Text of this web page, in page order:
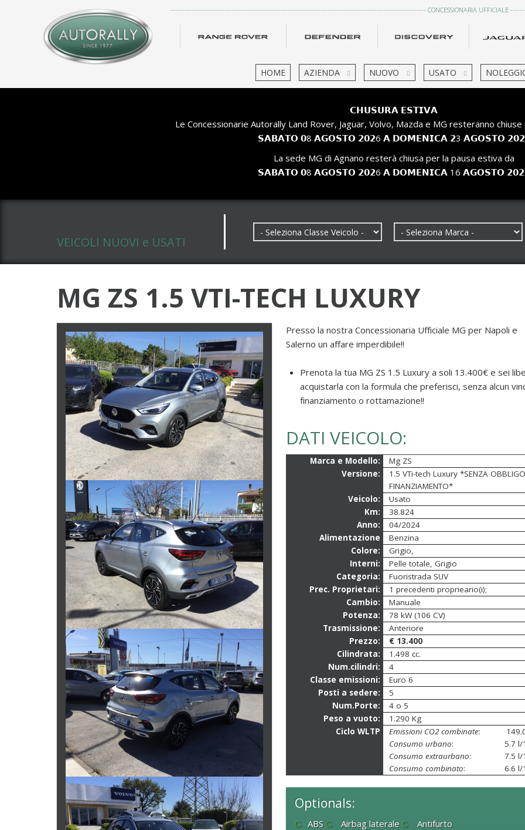
------------------------------------------------------------------------------------------------------------- CONCESSIONARIA UFFICIALE
HOME AZIENDA NUOVO USATO
𝗖𝗛𝗨𝗦𝗨𝗥𝗔 𝗘𝗦𝗧𝗜𝗩𝗔
Le Concessionarie Autorally Land Rover, Jaguar, Volvo, Mazda e MG resteranno
𝗦𝗔𝗕𝗔𝗧𝗢 𝟬8 𝗔𝗚𝗢𝗦𝗧𝗢 𝟮𝟬𝟮6 𝗔 𝗗𝗢𝗠𝗘𝗡𝗜𝗖𝗔 𝟮3 𝗔𝗚𝗢𝗦𝗧𝗢
La sede MG di Agnano resterà chiusa per la pausa estiva da
𝗦𝗔𝗕𝗔𝗧𝗢 𝟬8 𝗔𝗚𝗢𝗦𝗧𝗢 𝟮𝟬𝟮6 𝗔 𝗗𝗢𝗠𝗘𝗡𝗜𝗖𝗔 16 𝗔𝗚𝗢𝗦𝗧𝗢
VEICOLI NUOVI e USATI
MG ZS 1.5 VTI-TECH LUXURY
Presso la nostra Concessionaria Ufficiale MG per Napoli e
Salerno un affare imperdibile!!
Prenota la tua MG ZS 1.5 Luxury a soli 13.400€ e sei
acquistarla con la formula che preferisci, senza alcun
finanziamento o rottamazione!!
DATI VEICOLO:
Marca e Modello:
Mg ZS
Versione:
1.5 VTi-tech Luxury *SENZA
FINANZIAMENTO*
Veicolo:
Usato
Km:
38.824
Anno:
04/2024
Alimentazione
Benzina
Colore:
Grigio,
Interni:
Pelle totale, Grigio
Categoria:
Fuoristrada SUV
Prec. Proprietari:
1 precedenti proprieario(i);
Cambio:
Manuale
Potenza:
78 kW (106 CV)
Trasmissione:
Anteriore
Prezzo:
€ 13.400
Cilindrata:
1.498 cc.
Num.cilindri:
4
Classe emissioni:
Euro 6
Posti a sedere:
5
Num.Porte:
4 o 5
Peso a vuoto:
1.290 Kg
Ciclo WLTP
Emissioni CO2 combinate:
Consumo urbano:
5.7
Consumo extraurbano:
7.5
Consumo combinato: 6.6
Optionals:
ABS Airbag laterale
Antifurto